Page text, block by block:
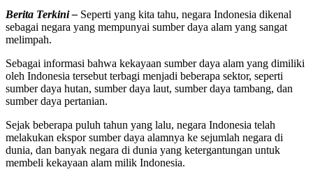
Berita Terkini – Seperti yang kita tahu, negara Indonesia dikenal
sebagai negara yang mempunyai sumber daya alam yang sangat
melimpah.
Sebagai informasi bahwa kekayaan sumber daya alam yang dimiliki
oleh Indonesia tersebut terbagi menjadi beberapa sektor, seperti
sumber daya hutan, sumber daya laut, sumber daya tambang, dan
sumber daya pertanian.
Sejak beberapa puluh tahun yang lalu, negara Indonesia telah
melakukan ekspor sumber daya alamnya ke sejumlah negara di
dunia, dan banyak negara di dunia yang ketergantungan untuk
membeli kekayaan alam milik Indonesia.